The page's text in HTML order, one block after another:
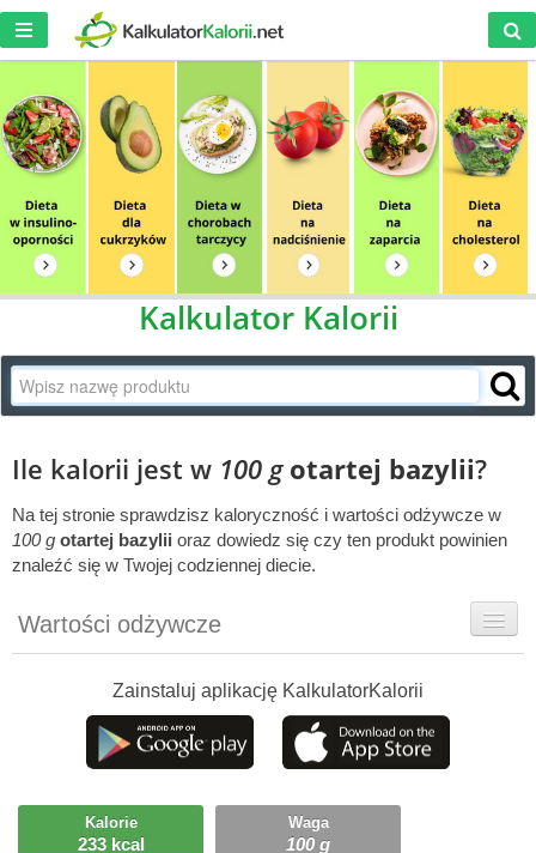
Kalkulator Kalorii
Ile kalorii jest w 100 g otartej bazylii?
Na tej stronie sprawdzisz kaloryczność i wartości odżywcze w
100 g otartej bazylii oraz dowiedz się czy ten produkt powinien
znaleźć się w Twojej codziennej diecie.
Wartości odżywcze
Szczegółówe informacje
Ciekawostki
Ile możesz zjeść?
Zainstaluj aplikację KalkulatorKalorii
Kalorie
233 kcal
Waga
100 g